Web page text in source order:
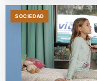
SOCIEDAD